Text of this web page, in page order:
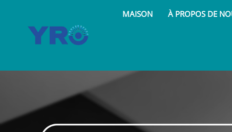
MAISON À PROPOS DE